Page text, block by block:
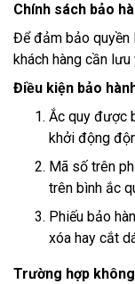
Chính sách bảo
Để đảm bảo quyền
khách hàng cần
Điều kiện bảo
Ắc quy được
khởi động
Mã số trên
trên bình ắc
Phiếu bảo
xóa hay cắt
Trường hợp